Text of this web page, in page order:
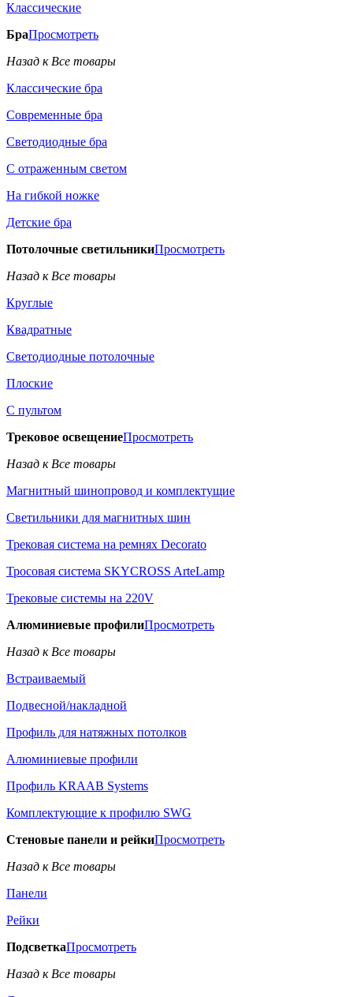
Классические
БраПросмотреть
Назад к Все товары
Классические бра
Современные бра
Светодиодные бра
С отраженным светом
На гибкой ножке
Детские бра
Потолочные светильникиПросмотреть
Назад к Все товары
Круглые
Квадратные
Светодиодные потолочные
Плоские
С пультом
Трековое освещениеПросмотреть
Назад к Все товары
Магнитный шинопровод и комплектущие
Светильники для магнитных шин
Трековая система на ремнях Decorato
Тросовая система SKYCROSS ArteLamp
Трековые системы на 220V
Алюминиевые профилиПросмотреть
Назад к Все товары
Встраиваемый
Подвесной/накладной
Профиль для натяжных потолков
Алюминиевые профили
Профиль KRAAB Systems
Комплектующие к профилю SWG
Стеновые панели и рейкиПросмотреть
Назад к Все товары
Панели
Рейки
ПодсветкаПросмотреть
Назад к Все товары